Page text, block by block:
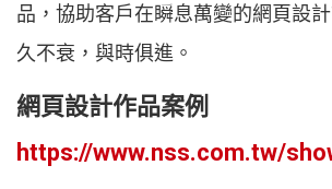
品，協助客戶在瞬息萬變的網頁設
久不衰，與時俱進。
網頁設計作品案例
https://www.nss.com.tw/